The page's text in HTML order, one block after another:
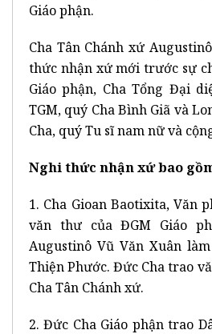
Giáo phận.
Cha Tân Chánh xứ
thức nhận xứ mới trước sự
Giáo phận, Cha Tổng Đại
TGM, quý Cha Bình Giã và
Cha, quý Tu sĩ nam nữ và
Nghi thức nhận xứ bao
1. Cha Gioan Baotixita, Văn
văn thư của ĐGM Giáo
Augustinô Vũ Văn Xuân
Thiện Phước. Đức Cha trao
Cha Tân Chánh xứ.
2. Đức Cha Giáo phận trao